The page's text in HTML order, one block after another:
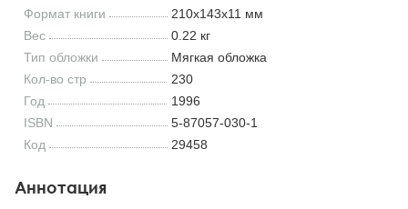
Формат книги
210x143x11 мм
Вес
0.22 кг
Тип обложки
Мягкая обложка
Кол-во стр
230
Год
1996
ISBN
5-87057-030-1
Код
29458
Аннотация